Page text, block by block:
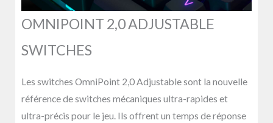
OMNIPOINT 2,0 ADJUSTABLE
SWITCHES
Les switches OmniPoint 2,0 Adjustable sont la nouvelle
référence de switches mécaniques ultra-rapides et
ultra-précis pour le jeu. Ils offrent un temps de réponse